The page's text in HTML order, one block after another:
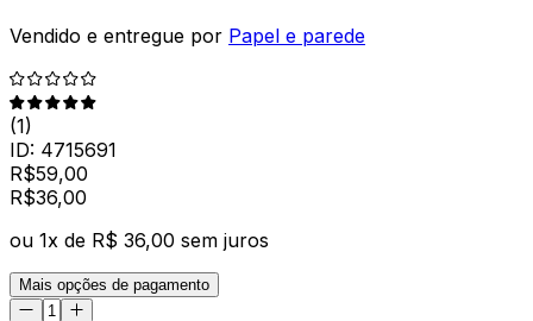
Vendido e entregue por Papel e parede
(1)
ID: 4715691
R$59,00
R$36,00
ou 1x de R$ 36,00 sem juros
Mais opções de pagamento